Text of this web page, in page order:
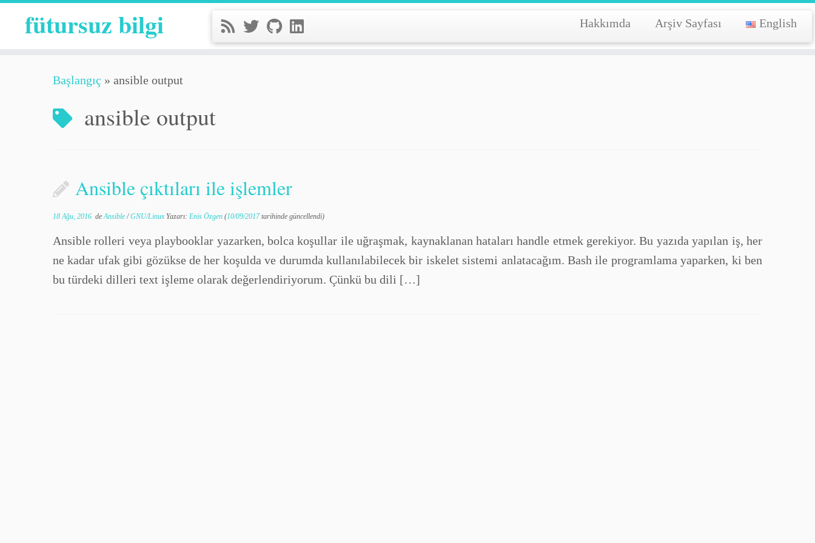
fütursuz bilgi Hakkımda Arşiv Sayfası English
Başlangıç » ansible output
ansible output
Ansible çıktıları ile işlemler
18 Ağu, 2016 deAnsible/GNU/Linux Yazarı: Enis Özgen (10/09/2017tarihinde güncellendi)
Ansible rolleri veya playbooklar yazarken, bolca koşullar ile uğraşmak, kaynaklanan hataları handle etmek gerekiyor. Bu yazıda yapılan iş, her
ne kadar ufak gibi gözükse de her koşulda ve durumda kullanılabilecek bir iskelet sistemi anlatacağım. Bash ile programlama yaparken, ki ben
bu türdeki dilleri text işleme olarak değerlendiriyorum. Çünkü bu dili […]